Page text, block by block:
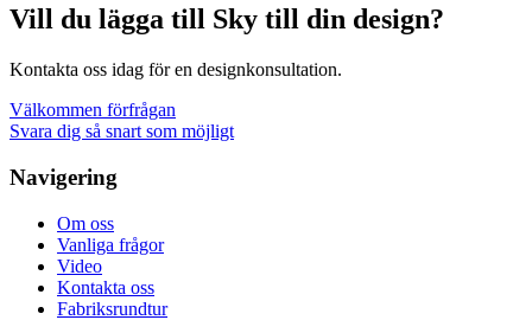
Vill du lägga till Sky till din design?
Kontakta oss idag för en designkonsultation.
Välkommen förfrågan
Svara dig så snart som möjligt
Navigering
Om oss
Vanliga frågor
Video
Kontakta oss
Fabriksrundtur